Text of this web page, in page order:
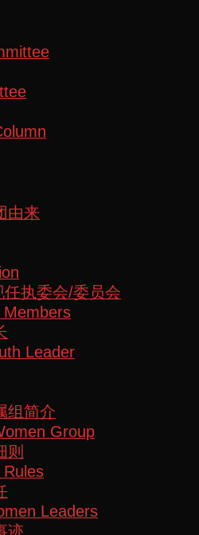
由来
任执委会/委员会
Members
Leader
组简介
Group
则
Leaders
迹